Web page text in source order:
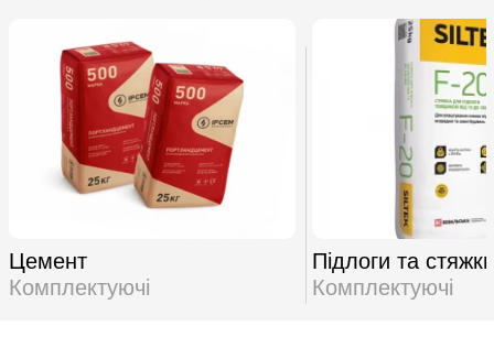
Цемент
Комплектуючі
Підлоги та стяжки
Комплектуючі